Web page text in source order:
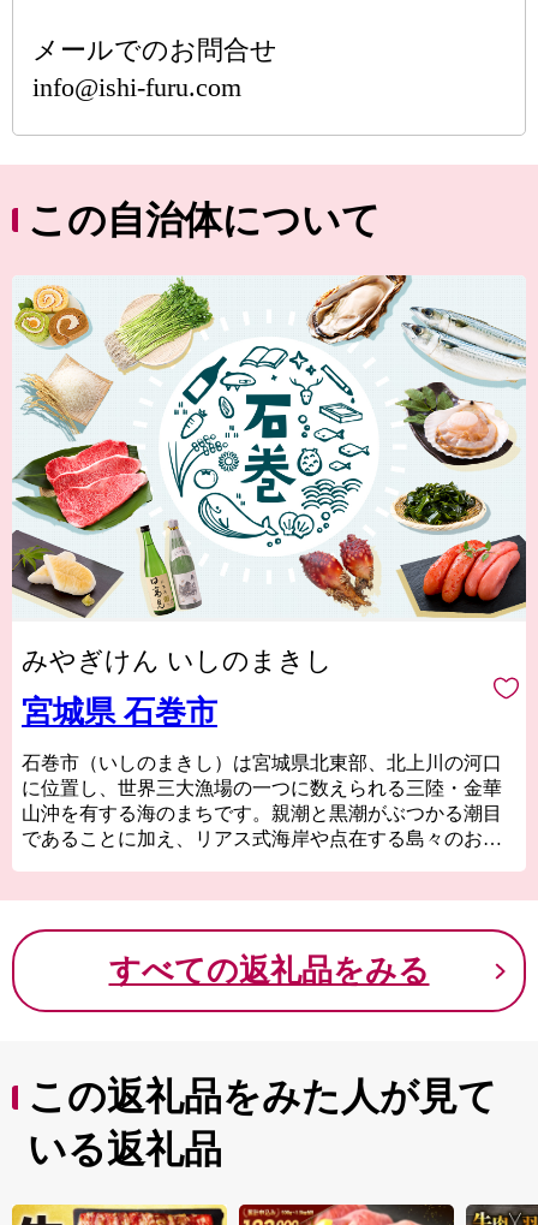
メールでのお問合せ
info@ishi-furu.com
この自治体について
みやぎけん いしのまきし
宮城県 石巻市
石巻市（いしのまきし）は宮城県北東部、北上川の河口
に位置し、世界三大漁場の一つに数えられる三陸・金華
山沖を有する海のまちです。親潮と黒潮がぶつかる潮目
であることに加え、リアス式海岸や点在する島々のおか
広い土地の中には山・川・海・島なども揃い、自然の中
でアウトドアなどを満喫できます。
また、サン・ファン館、齋藤氏庭園、金華山の黄金山神
ラクターが並ぶなど、文化のまちとしての側面も併せ持
っています。
東日本大震災では壊滅的な被害を受けましたが、全国の
した。
すべての返礼品をみる
この返礼品をみた人が見て
いる返礼品